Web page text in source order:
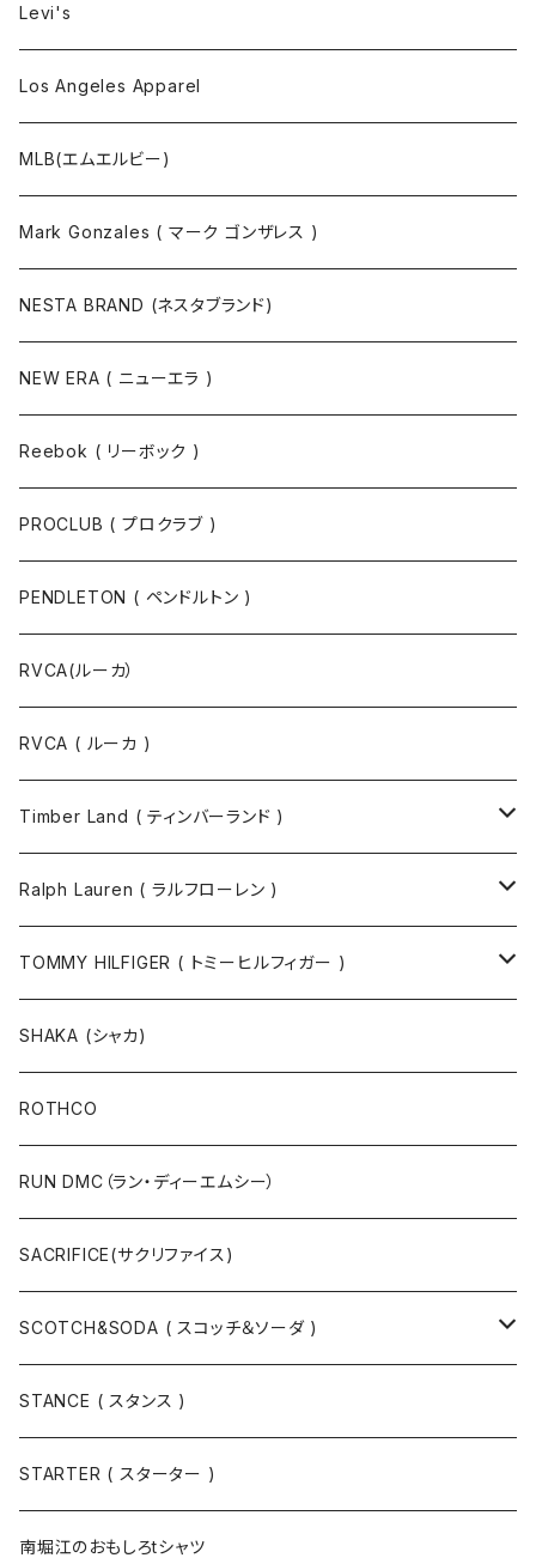
靴下
Levi's
Los Angeles Apparel
MLB(エムエルビー)
Mark Gonzales ( マーク ゴンザレス )
NESTA BRAND (ネスタブランド)
NEW ERA ( ニューエラ )
Reebok ( リーボック )
PROCLUB ( プロクラブ )
PENDLETON ( ペンドルトン )
RVCA(ルーカ）
RVCA ( ルーカ )
Timber Land ( ティンバーランド )
ソックス
半袖Tシャツ
長袖Tシャツ
キャップ
ニットキャップ / ビーニー
ベルト / サスペンダー
Ralph Lauren ( ラルフローレン )
シャツ
帽子
ニットキャップ / ビーニー
キャップ
マフラー / ストール
シューズ
ニット
スウェット
Tシャツ / カットソー
半袖
長袖
手袋
ソックス
TOMMY HILFIGER ( トミーヒルフィガー )
ジャケット
SHAKA (シャカ)
ROTHCO
RUN DMC（ラン・ディーエムシー）
SACRIFICE(サクリファイス)
SCOTCH&SODA ( スコッチ＆ソーダ )
トップス
ボトムス
アウター
STANCE ( スタンス )
STARTER ( スターター )
南堀江のおもしろtシャツ